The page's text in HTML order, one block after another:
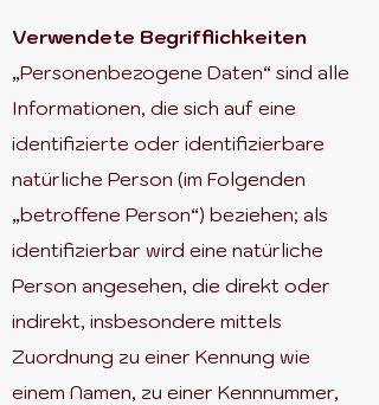
Verwendete Begrifflichkeiten
„Personenbezogene Daten“ sind alle
Informationen, die sich auf eine
identifizierte oder identifizierbare
natürliche Person (im Folgenden
„betroffene Person“) beziehen; als
identifizierbar wird eine natürliche
Person angesehen, die direkt oder
indirekt, insbesondere mittels
Zuordnung zu einer Kennung wie
einem Namen, zu einer Kennnummer,